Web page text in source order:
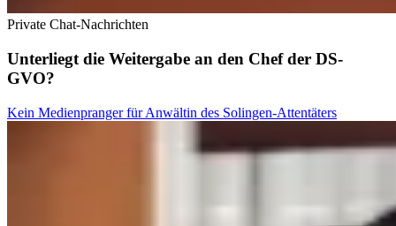
Private Chat-Nachrichten
Unterliegt die Weitergabe an den Chef der DS-
GVO?
Kein Medienpranger für Anwältin des Solingen-Attentäters